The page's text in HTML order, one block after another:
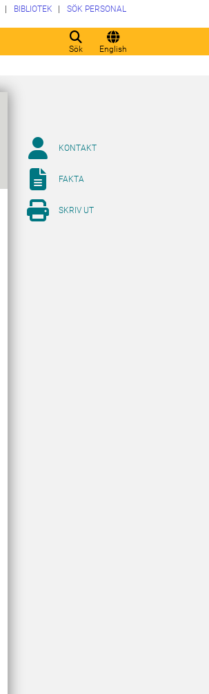
Sök English
BIBLIOTEK SÖK PERSONAL
KONTAKT
FAKTA
SKRIV UT